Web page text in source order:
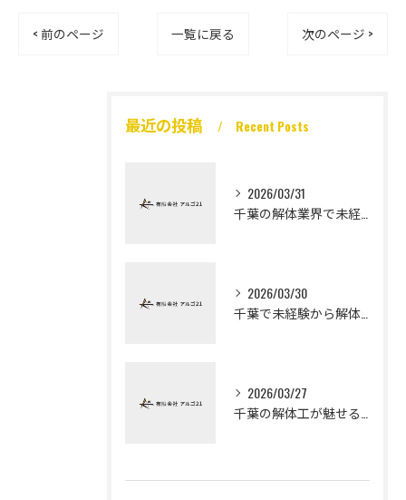
< 前のページ 一覧に戻る 次のページ >
最近の投稿 Recent Posts
2026/03/31
2026/03/30
2026/03/27